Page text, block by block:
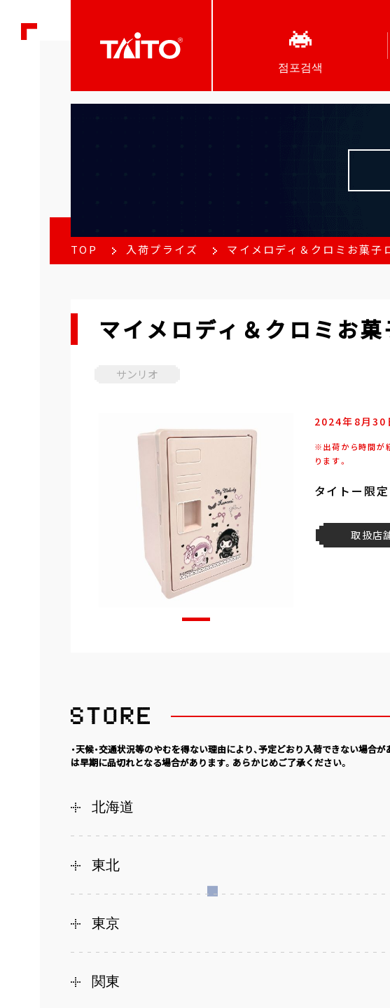
점포검색
TOP 入荷プライズ マイメロディ＆クロミお菓子
マイメロディ＆クロミお
サンリオ
2024年8月30
※出荷から時間が
ります。
タイトー限
取扱店
・天候・交通状況等のやむを得ない理由により、予定どおり入荷できない場合
は早期に品切れとなる場合があります。あらかじめご了承ください。
北海道
東北
東京
関東